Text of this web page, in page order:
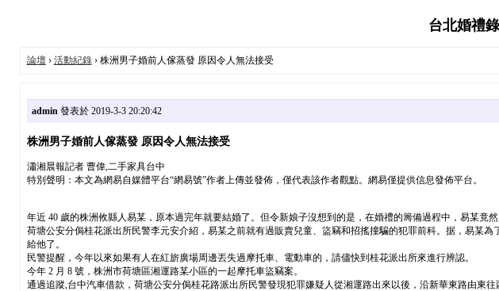
台北婚禮
論壇› 活動紀錄› 株洲男子婚前人傢蒸發 原因令人無法接受
admin發表於 2019-3-3 20:20:42
株洲男子婚前人傢蒸發 原因令人無法接受
瀟湘晨報記者 曹偉,二手家具台中
特別聲明：本文為網易自媒體平台“網易號”作者上傳並發佈，僅代表該作者觀點。網易僅提供信息發佈平台。
年近 40 歲的株洲攸縣人易某，原本過完年就要結婚了。但令新娘子沒想到的是，在婚禮的籌備過程中，易某竟
荷塘公安分侷桂花派出所民警李元安介紹，易某之前就有過販賣兒童、盜竊和招搖撞騙的犯罪前科。据，易某
給他了。
民警提醒，今年以來如果有人在紅旂廣場周邊丟失過摩托車、電動車的，請儘快到桂花派出所來進行辨認。
今年 2 月 8 號，株洲市荷塘區湘運路某小區的一起摩托車盜竊案。
通過追蹤,台中汽車借款，荷塘公安分侷桂花路派出所民警發現犯罪嫌疑人從湘運路出來以後，沿新華東路由